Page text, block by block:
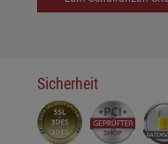
Sicherheit